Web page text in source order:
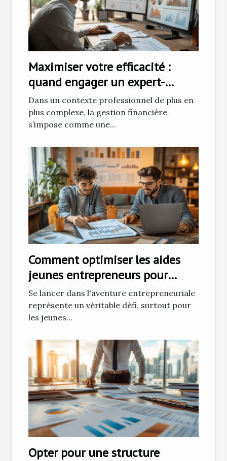
Maximiser votre efficacité :
quand engager un expert-
comptable ?
Dans un contexte professionnel de plus en
plus complexe, la gestion financière
s’impose comme une...
Comment optimiser les aides
jeunes entrepreneurs pour
réussir ?
Se lancer dans l'aventure entrepreneuriale
représente un véritable défi, surtout pour
les jeunes...
Opter pour une structure